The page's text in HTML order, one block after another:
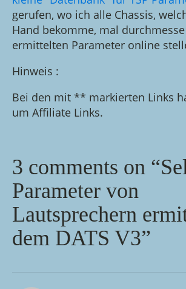
gerufen, wo ich alle Chassis,
Hand bekomme, mal
ermittelten Parameter online
Hinweis :
Bei den mit ** markierten Links
um Affiliate Links.
3 comments on
Parameter von
Lautsprechern
dem DATS V3”